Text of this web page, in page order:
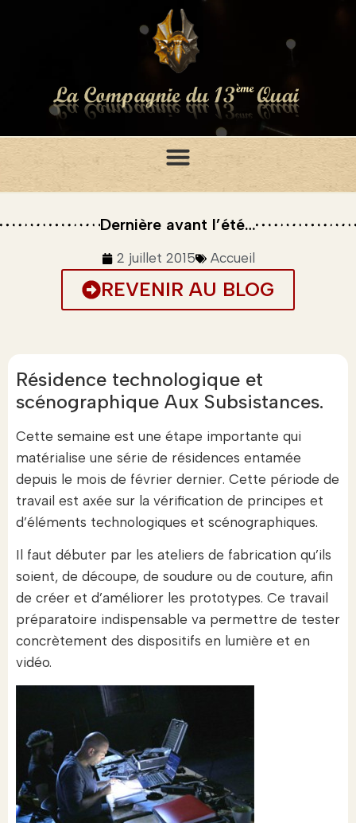
Dernière avant l’été…
2 juillet 2015 Accueil
REVENIR AU BLOG
Résidence technologique et
scénographique Aux Subsistances.
Cette semaine est une étape importante qui
matérialise une série de résidences entamée
depuis le mois de février dernier. Cette période de
travail est axée sur la vérification de principes et
d’éléments technologiques et scénographiques.
Il faut débuter par les ateliers de fabrication qu’ils
soient, de découpe, de soudure ou de couture, afin
de créer et d’améliorer les prototypes. Ce travail
préparatoire indispensable va permettre de tester
concrètement des dispositifs en lumière et en
vidéo.